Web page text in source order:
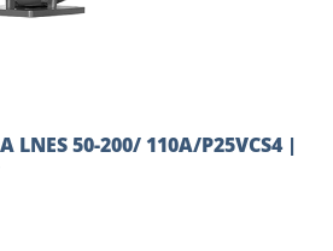
50-200/ 110A/P25VCS4 |